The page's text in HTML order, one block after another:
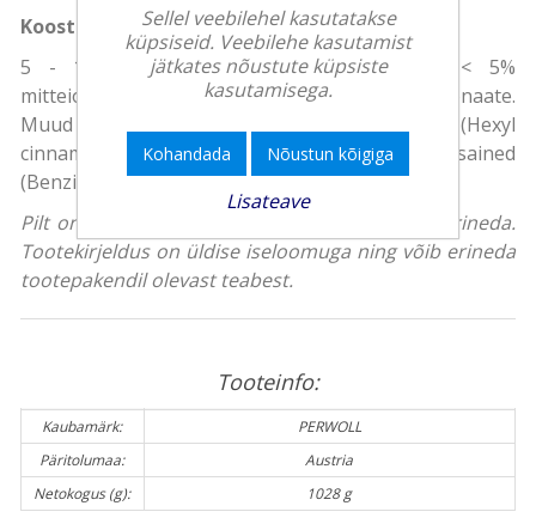
Koostisosad
5 - 15% anioonseid pindaktiivseid aineid; < 5%
mitteioonseid pindaktiivseid aineid, seepi, fosfonaate.
Muud koostisained: ensüümid, lõhnaained (Hexyl
cinnamal, Citronellol), säilitusained
(Benzisothiazolinone, Methylisothiazolinone).
Pilt on illustreeriv, toote tegelik välimus võib erineda.
Tootekirjeldus on üldise iseloomuga ning võib erineda
tootepakendil olevast teabest.
Tooteinfo:
Kaubamärk:
PERWOLL
Päritolumaa:
Austria
Netokogus (g):
1028 g
Sellel veebilehel kasutatakse
küpsiseid. Veebilehe kasutamist
jätkates nõustute küpsiste
kasutamisega.
Kohandada Nõustun kõigiga
Lisateave